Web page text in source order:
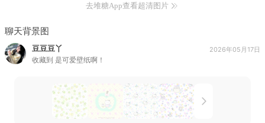
去堆糖App查看超清图片
聊天背景图
豆豆豆丫
收藏到 是可爱壁纸啊！
2026年05月17日